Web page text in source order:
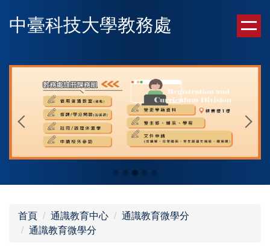
到
內
中臺科技大學教務處
首頁 通識教育中心
通識教育微學分
通識教育微學分